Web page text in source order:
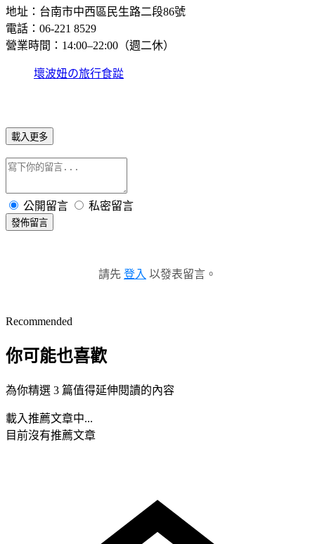
地址：台南市中西區民生路二段86號
電話：06-221 8529
營業時間：14:00–22:00（週二休）
壞波妞の旅行食踨
載入更多
公開留言 私密留言
發佈留言
請先 登入 以發表留言。
Recommended
你可能也喜歡
為你精選 3 篇值得延伸閱讀的內容
載入推薦文章中...
目前沒有推薦文章